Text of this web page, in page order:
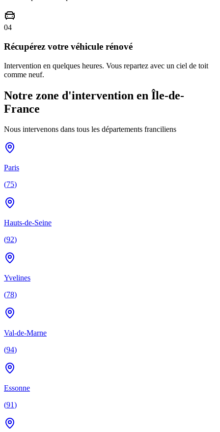
04
Récupérez votre véhicule rénové
Intervention en quelques heures. Vous repartez avec un ciel de toit
comme neuf.
Notre zone d'intervention en Île-de-
France
Nous intervenons dans tous les départements franciliens
Paris
(75)
Hauts-de-Seine
(92)
Yvelines
(78)
Val-de-Marne
(94)
Essonne
(91)